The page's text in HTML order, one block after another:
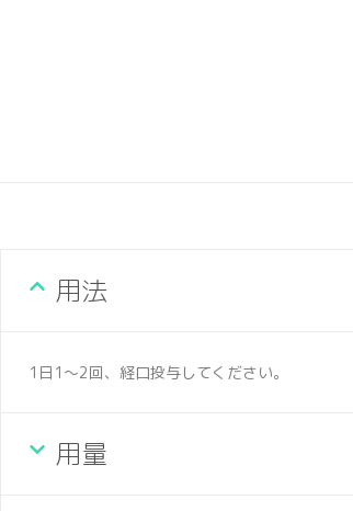
用法
1日1～2回、経口投与してください。
用量